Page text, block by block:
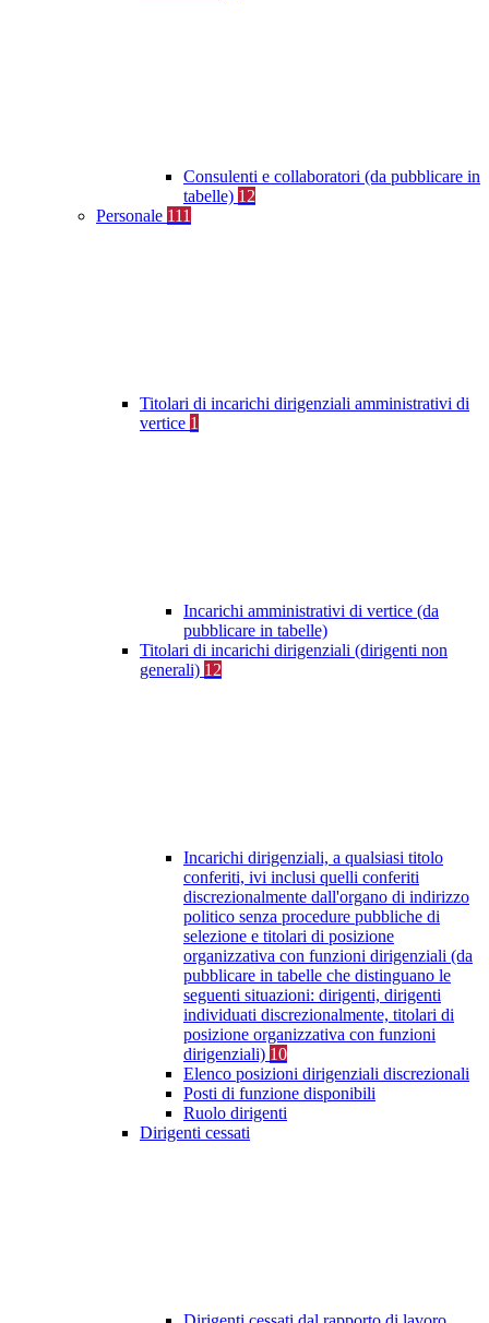
Consulenti e collaboratori (da pubblicare in
tabelle) 12
Personale 111
Titolari di incarichi dirigenziali amministrativi di
vertice 1
Incarichi amministrativi di vertice (da
pubblicare in tabelle)
Titolari di incarichi dirigenziali (dirigenti non
generali) 12
Incarichi dirigenziali, a qualsiasi titolo
conferiti, ivi inclusi quelli conferiti
discrezionalmente dall'organo di indirizzo
politico senza procedure pubbliche di
selezione e titolari di posizione
organizzativa con funzioni dirigenziali (da
pubblicare in tabelle che distinguano le
seguenti situazioni: dirigenti, dirigenti
individuati discrezionalmente, titolari di
posizione organizzativa con funzioni
dirigenziali) 10
Elenco posizioni dirigenziali discrezionali
Posti di funzione disponibili
Ruolo dirigenti
Dirigenti cessati